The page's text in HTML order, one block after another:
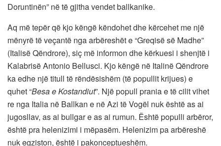
Doruntinën” në të gjitha vendet ballkanike.
Aq më tepër që kjo këngë këndohet dhe kërcehet me një
mënyrë të veçantë nga arbëreshët e “Greqisë së Madhe”
(Italisë Qëndrore), siç më informon dhe kërkuesi i shenjtë i
Kalabrisë Antonio Bellusci. Kjo këngë në Italinë Qëndrore
ka edhe një titull të rëndësishëm (të popullit krijues) e
quhet “Besa e Kostandiut”. Një popull prania e të cilit vihet
re nga Italia në Ballkan e në Azi të Vogël nuk është as ai
jugosllav, as ai bullgar e as ai rumun. Është populli arbëror,
është pra helenizimi i mëpasëm. Helenizim pa arbëreshë
nuk egziston, është i pakonceptueshëm.